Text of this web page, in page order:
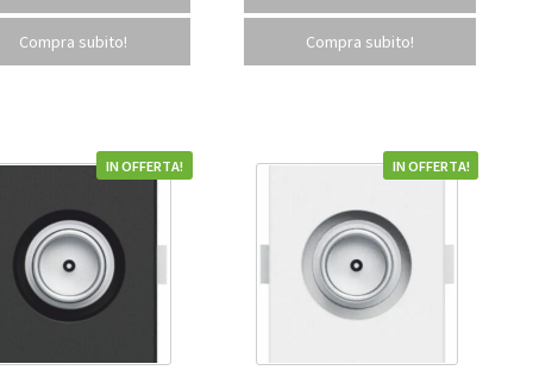
Compra subito! Compra subito!
IN OFFERTA! IN OFFERTA!